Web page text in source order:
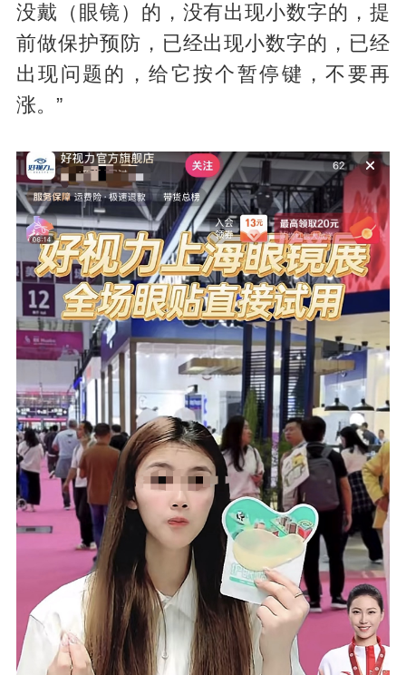
没戴（眼镜）的，没有出现小数字的，提
前做保护预防，已经出现小数字的，已经
出现问题的，给它按个暂停键，不要再
涨。”